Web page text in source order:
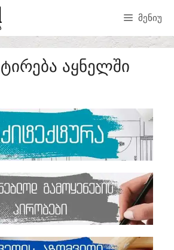
ᲛᲔᲜᲘᲣ
ᲐᲧᲜᲔᲚᲨᲘ